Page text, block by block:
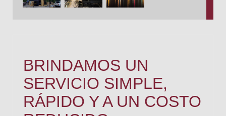
BRINDAMOS UN
SERVICIO SIMPLE,
RÁPIDO Y A UN COSTO